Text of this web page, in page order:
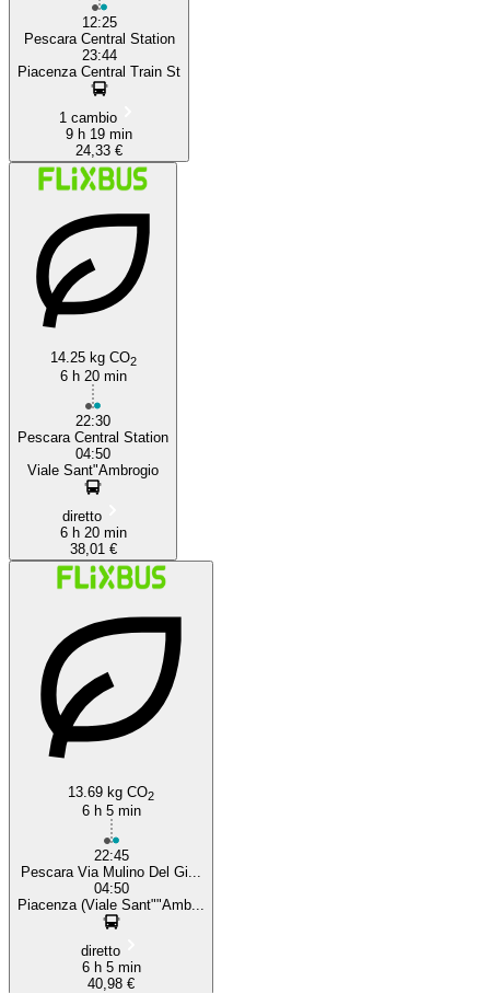
12:25
Pescara Central Station
23:44
Piacenza Central Train St
1 cambio
9 h 19 min
24,33 €
14.25 kg CO2
6 h 20 min
22:30
Pescara Central Station
04:50
Viale Sant"Ambrogio
diretto
6 h 20 min
38,01 €
13.69 kg CO2
6 h 5 min
22:45
Pescara Via Mulino Del Gi...
04:50
Piacenza (Viale Sant""Amb...
diretto
6 h 5 min
40,98 €